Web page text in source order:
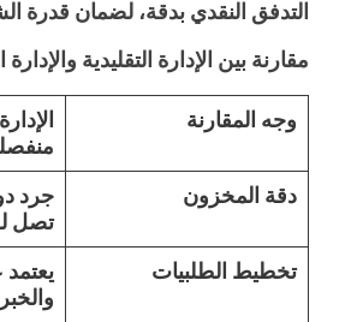
التدفق النقدي بدقة، لضمان قدرة
مقارنة بين الإدارة التقليدية
وجه المقارنة
دقة المخزون
جرد
تصل لـ
تخطيط الطلبيات